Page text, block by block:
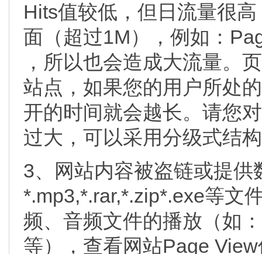
Hits值较低，但日流量很
面（超过1M），例如：
，所以也会造成大流量。
站点，如果您的用户所处
开的时间就会越长。请您
过大，可以采用分级式结
3、网站内容被盗链或提供
*.mp3,*.rar,*.zip*.exe等文
频、音频文件的播放（如
等），查看网站Page